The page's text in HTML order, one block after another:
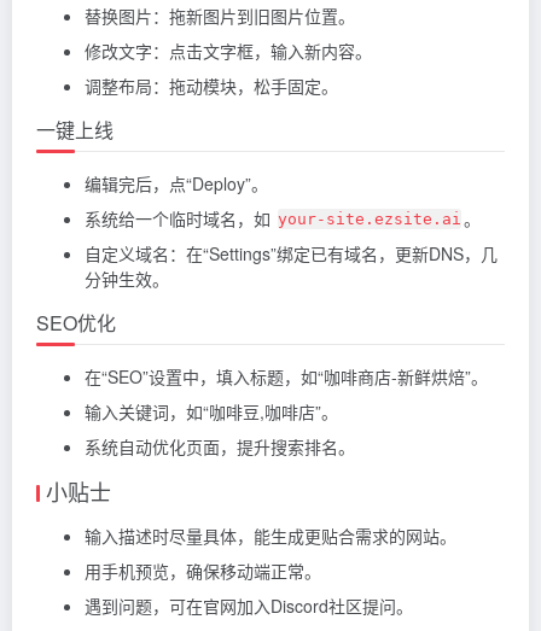
替换图片：拖新图片到旧图片位置。
修改文字：点击文字框，输入新内容。
调整布局：拖动模块，松手固定。
一键上线
编辑完后，点“Deploy”。
系统给一个临时域名，如 your-site.ezsite.ai 。
自定义域名：在“Settings”绑定已有域名，更新DNS，几
分钟生效。
SEO优化
在“SEO”设置中，填入标题，如“咖啡商店-新鲜烘焙”。
输入关键词，如“咖啡豆,咖啡店”。
系统自动优化页面，提升搜索排名。
小贴士
输入描述时尽量具体，能生成更贴合需求的网站。
用手机预览，确保移动端正常。
遇到问题，可在官网加入Discord社区提问。